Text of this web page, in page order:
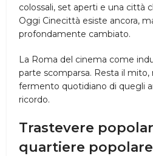
colossali, set aperti e una città
Oggi Cinecittà esiste ancora,
profondamente cambiato.
La Roma del cinema come
parte scomparsa. Resta il mito,
fermento quotidiano di quegli
ricordo.
Trastevere
quartiere